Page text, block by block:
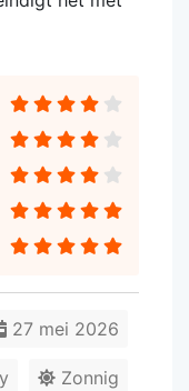
27 mei 2026
Zonnig